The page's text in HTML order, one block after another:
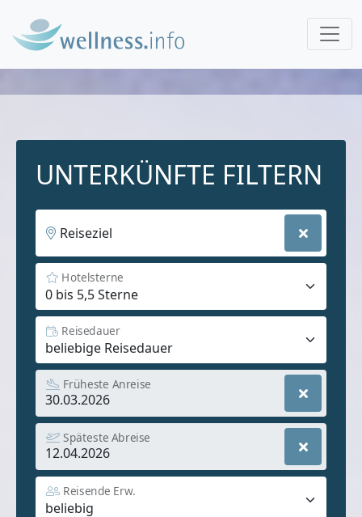
UNTERKÜNFTE FILTERN
Reiseziel
Hotelsterne
Reisedauer
Früheste Anreise
Späteste Abreise
Reisende Erw.